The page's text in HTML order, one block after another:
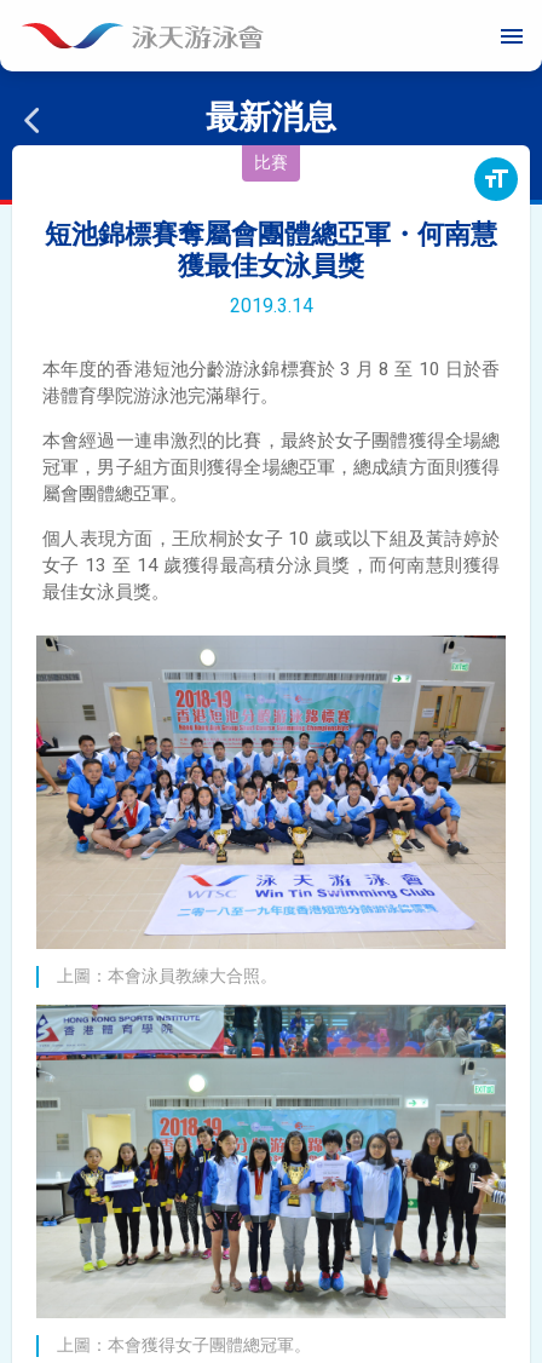
menu
最新消息
format_size
比賽
短池錦標賽奪屬會團體總亞軍・何南慧
獲最佳女泳員獎
2019.3.14
本年度的香港短池分齡游泳錦標賽於 3 月 8 至 10 日於香
港體育學院游泳池完滿舉行。
本會經過一連串激烈的比賽，最終於女子團體獲得全場總
冠軍，男子組方面則獲得全場總亞軍，總成績方面則獲得
屬會團體總亞軍。
個人表現方面， 王欣桐於女子 10 歲或以下組及黃詩婷於
女子 13 至 14 歲獲得最高積分泳員獎，而何南慧則獲得
最佳女泳員獎。
上圖：本會泳員教練大合照。
上圖：本會獲得女子團體總冠軍。